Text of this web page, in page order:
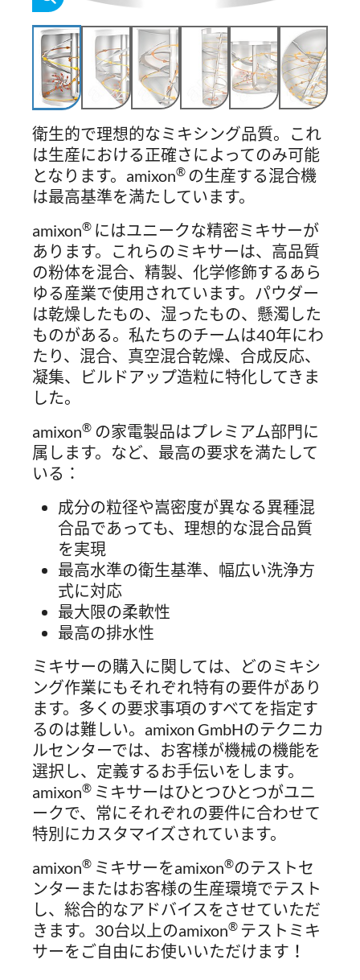
衛生的で理想的なミキシング品質。これ
は生産における正確さによってのみ可能
となります。amixon® の生産する混合機
は最高基準を満たしています。
amixon® にはユニークな精密ミキサーが
あります。これらのミキサーは、高品質
の粉体を混合、精製、化学修飾するあら
ゆる産業で使用されています。パウダー
は乾燥したもの、湿ったもの、懸濁した
ものがある。私たちのチームは40年にわ
たり、混合、真空混合乾燥、合成反応、
凝集、ビルドアップ造粒に特化してきま
した。
amixon® の家電製品はプレミアム部門に
属します。など、最高の要求を満たして
いる：
成分の粒径や嵩密度が異なる異種混
合品であっても、理想的な混合品質
を実現
最高水準の衛生基準、幅広い洗浄方
式に対応
最大限の柔軟性
最高の排水性
ミキサーの購入に関しては、どのミキシ
ング作業にもそれぞれ特有の要件があり
ます。多くの要求事項のすべてを指定す
るのは難しい。amixon GmbHのテクニカ
ルセンターでは、お客様が機械の機能を
選択し、定義するお手伝いをします。
amixon® ミキサーはひとつひとつがユニ
ークで、常にそれぞれの要件に合わせて
特別にカスタマイズされています。
amixon® ミキサーをamixon®のテストセ
ンターまたはお客様の生産環境でテスト
し、総合的なアドバイスをさせていただ
きます。30台以上のamixon® テストミキ
サーをご自由にお使いいただけます！